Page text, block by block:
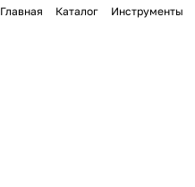
Главная Каталог Инструменты